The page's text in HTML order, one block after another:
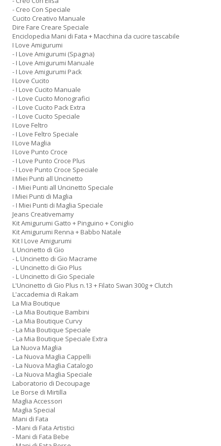
- Creo Con Speciale
Cucito Creativo Manuale
Dire Fare Creare Speciale
Enciclopedia Mani di Fata + Macchina da cucire tascabile
I Love Amigurumi
- I Love Amigurumi (Spagna)
- I Love Amigurumi Manuale
- I Love Amigurumi Pack
I Love Cucito
- I Love Cucito Manuale
- I Love Cucito Monografici
- I Love Cucito Pack Extra
- I Love Cucito Speciale
I Love Feltro
- I Love Feltro Speciale
I Love Maglia
I Love Punto Croce
- I Love Punto Croce Plus
- I Love Punto Croce Speciale
I Miei Punti all Uncinetto
- I Miei Punti all Uncinetto Speciale
I Miei Punti di Maglia
- I Miei Punti di Maglia Speciale
Jeans Creativemamy
Kit Amigurumi Gatto + Pinguino + Coniglio
Kit Amigurumi Renna + Babbo Natale
Kit I Love Amigurumi
L Uncinetto di Gio
- L Uncinetto di Gio Macrame
- L Uncinetto di Gio Plus
- L Uncinetto di Gio Speciale
L'Uncinetto di Gio Plus n.13 + Filato Swan 300g + Clutch
L'accademia di Rakam
La Mia Boutique
- La Mia Boutique Bambini
- La Mia Boutique Curvy
- La Mia Boutique Speciale
- La Mia Boutique Speciale Extra
La Nuova Maglia
- La Nuova Maglia Cappelli
- La Nuova Maglia Catalogo
- La Nuova Maglia Speciale
Laboratorio di Decoupage
Le Borse di Mirtilla
Maglia Accessori
Maglia Special
Mani di Fata
- Mani di Fata Artistici
- Mani di Fata Bebe